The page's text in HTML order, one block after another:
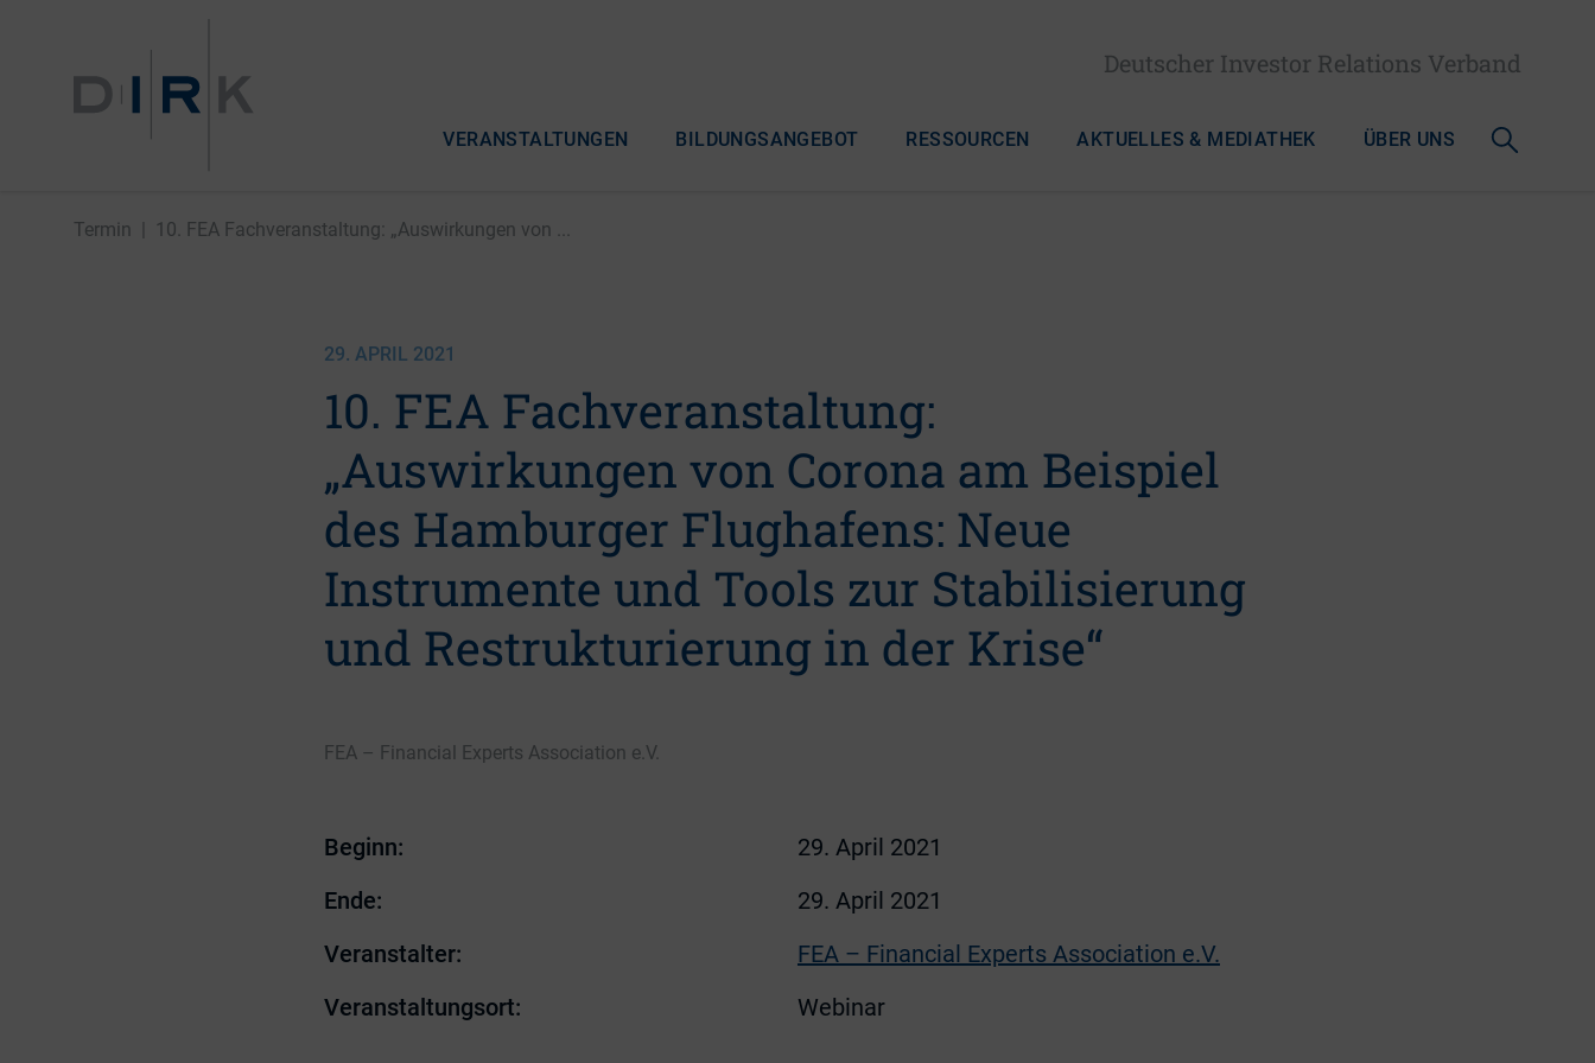
Deutscher Investor Relations Verband
VERANSTALTUNGEN BILDUNGSANGEBOT RESSOURCEN AKTUELLES & MEDIATHEK ÜBER UNS
Termin 10. FEA Fachveranstaltung: „Auswirkungen von ...
29. APRIL 2021
10. FEA Fachveranstaltung:
„Auswirkungen von Corona am Beispiel
des Hamburger Flughafens: Neue
Instrumente und Tools zur Stabilisierung
und Restrukturierung in der Krise“
FEA – Financial Experts Association e.V.
Beginn:
29. April 2021
Ende:
29. April 2021
Veranstalter:
FEA – Financial Experts Association e.V.
Veranstaltungsort:
Webinar